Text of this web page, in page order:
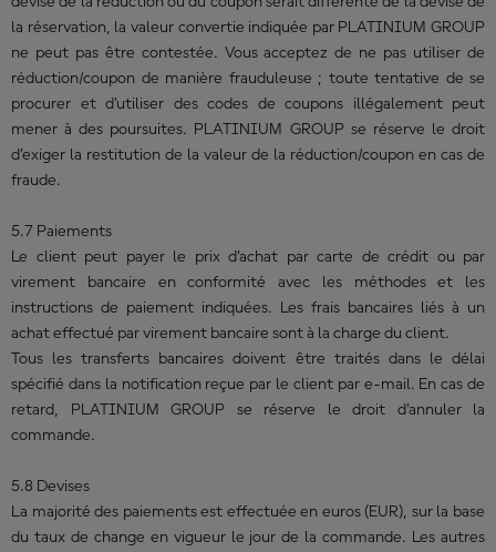
la réservation, la valeur convertie indiquée par PLATINIUM GROUP
ne peut pas être contestée. Vous acceptez de ne pas utiliser de
réduction/coupon de manière frauduleuse ; toute tentative de se
procurer et d’utiliser des codes de coupons illégalement peut
mener à des poursuites. PLATINIUM GROUP se réserve le droit
d’exiger la restitution de la valeur de la réduction/coupon en cas de
fraude.
5.7 Paiements
Le client peut payer le prix d’achat par carte de crédit ou par
virement bancaire en conformité avec les méthodes et les
instructions de paiement indiquées. Les frais bancaires liés à un
achat effectué par virement bancaire sont à la charge du client.
Tous les transferts bancaires doivent être traités dans le délai
spécifié dans la notification reçue par le client par e-mail. En cas de
retard, PLATINIUM GROUP se réserve le droit d’annuler la
commande.
5.8 Devises
La majorité des paiements est effectuée en euros (EUR), sur la base
du taux de change en vigueur le jour de la commande. Les autres